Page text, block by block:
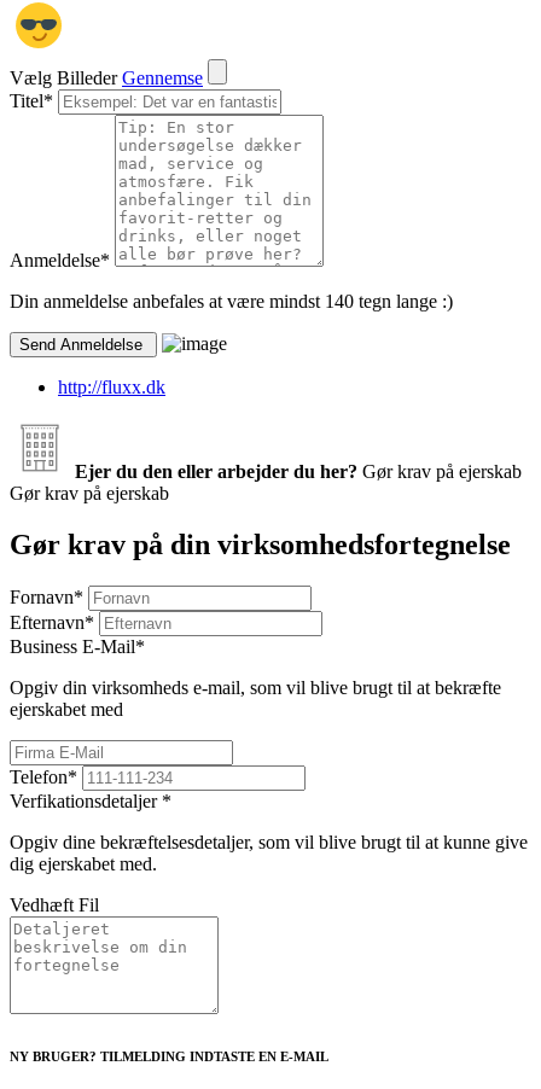
Vælg Billeder Gennemse
Titel*
Anmeldelse*
Din anmeldelse anbefales at være mindst 140 tegn lange :)
http://fluxx.dk
Ejer du den eller arbejder du her? Gør krav på ejerskab
Gør krav på ejerskab
Gør krav på din virksomhedsfortegnelse
Fornavn*
Efternavn*
Business E-Mail*
Opgiv din virksomheds e-mail, som vil blive brugt til at bekræfte
ejerskabet med
Telefon*
Verfikationsdetaljer *
Opgiv dine bekræftelsesdetaljer, som vil blive brugt til at kunne give
dig ejerskabet med.
Vedhæft Fil
NY BRUGER? TILMELDING INDTASTE EN E-MAIL